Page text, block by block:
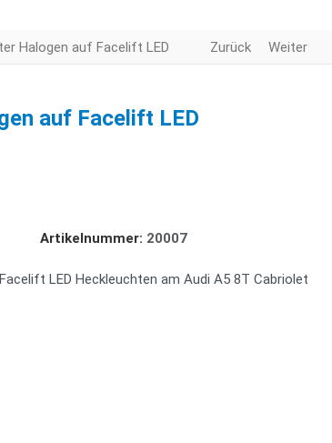
Halogen auf Facelift LED Zurück Weiter
auf Facelift LED
Artikelnummer: 20007
LED Heckleuchten am Audi A5 8T Cabriolet